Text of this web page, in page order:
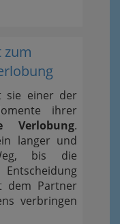
zum
einer der
ihrer
Verlobung.
langer und
bis die
dem Partner
verbringen